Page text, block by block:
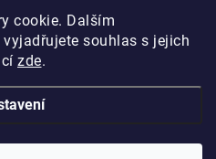
cookie. Dalším
souhlas s jejich
zde.